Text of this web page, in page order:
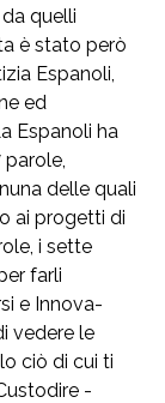
quelli
è stato però
Espanoli,
ed
Espanoli ha
delle quali
ai progetti di
i sette
farli
e Innova-
vedere le
ciò di cui ti
-